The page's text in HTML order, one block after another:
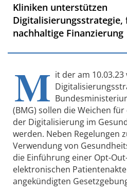
Kliniken unterstützen
nachhaltige Finanzierung
M it der am
(BMG) sollen die Weichen
der Digitalisierung im
werden. Neben Regelungen
Verwendung von
die Einführung einer Opt-
elektronischen
angekündigten